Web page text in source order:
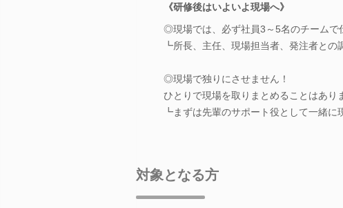
《研修後はいよいよ現場へ》
◎現場では、必ず社員3～5名のチームで
┗所長、主任、現場担当者、発注者との
◎現場で独りにさせません！
ひとりで現場を取りまとめることはあり
┗まずは先輩のサポート役として一緒に
対象となる方